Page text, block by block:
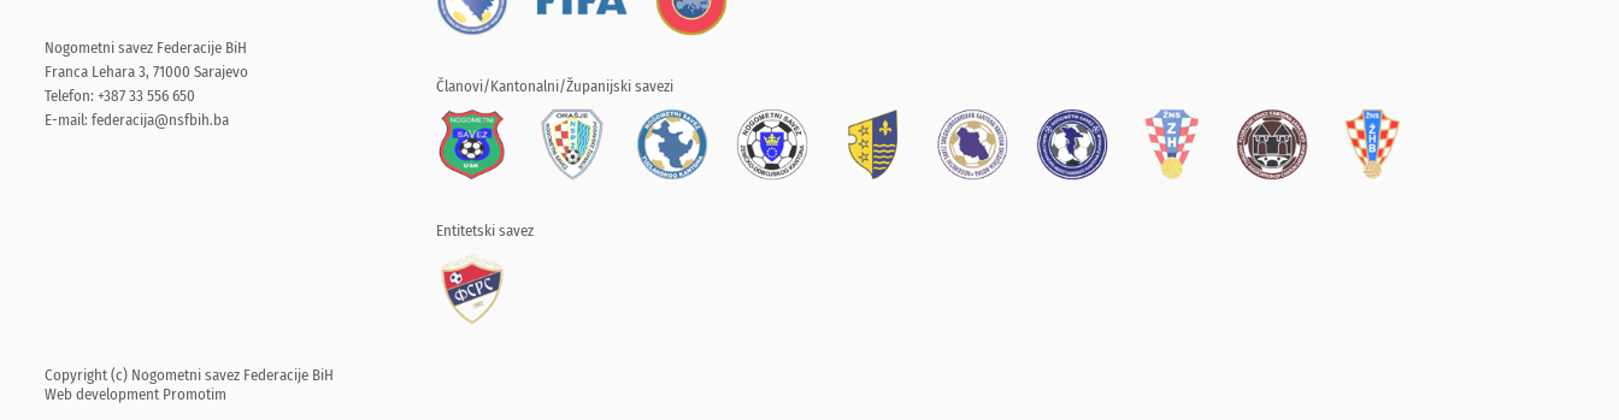
Nogometni savez Federacije BiH
Franca Lehara 3, 71000 Sarajevo
Telefon: +387 33 556 650
E-mail: federacija@nsfbih.ba
Članovi/Kantonalni/Županijski savezi
Entitetski savez
Copyright (c) Nogometni savez Federacije BiH
Web development Promotim